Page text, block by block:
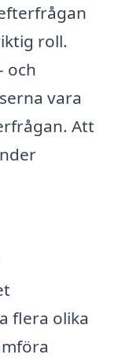
roll.
och
vara
Att
flera olika